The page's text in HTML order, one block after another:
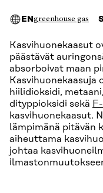
EN greenhouse gas
Kasvihuonekaasut
päästävät
absorboivat maan
Kasvihuonekaasuja
hiilidioksidi,
dityppioksidi sekä
kasvihuonekaasut.
lämpimänä pitävän
aiheuttama
johtaa